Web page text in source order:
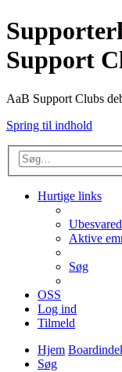
Support
AaB Support Clubs
Spring til indhold
Hurtige links
Aktive
Søg
OSS
Log ind
Tilmeld
Hjem
Søg